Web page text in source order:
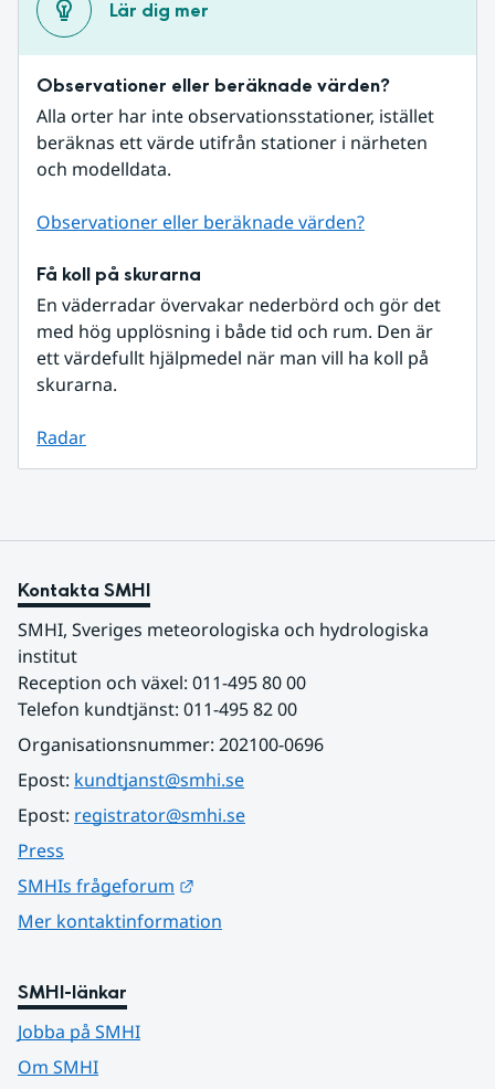
Lär dig mer
Observationer eller beräknade värden?
Alla orter har inte observationsstationer, istället
beräknas ett värde utifrån stationer i närheten
och modelldata.
Observationer eller beräknade värden?
Få koll på skurarna
En väderradar övervakar nederbörd och gör det
med hög upplösning i både tid och rum. Den är
ett värdefullt hjälpmedel när man vill ha koll på
skurarna.
Radar
Kontakta SMHI
SMHI, Sveriges meteorologiska och hydrologiska
institut
Reception och växel: 011-495 80 00
Telefon kundtjänst: 011-495 82 00
Organisationsnummer: 202100-0696
Epost: kundtjanst@smhi.se
Epost: registrator@smhi.se
Press
SMHIs frågeforum
Mer kontaktinformation
SMHI-länkar
Jobba på SMHI
Om SMHI